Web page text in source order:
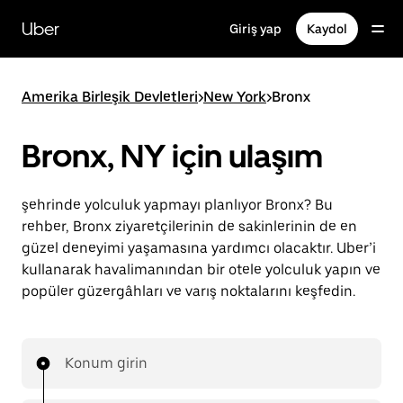
içeriğe
gidinUber Giriş yap Kaydol
Amerika Birleşik Devletleri>New York>Bronx
Bronx, NY için ulaşım
şehrinde yolculuk yapmayı planlıyor Bronx? Bu
rehber, Bronx ziyaretçilerinin de sakinlerinin de en
güzel deneyimi yaşamasına yardımcı olacaktır. Uber’i
kullanarak havalimanından bir otele yolculuk yapın ve
popüler güzergâhları ve varış noktalarını keşfedin.
Konum girin